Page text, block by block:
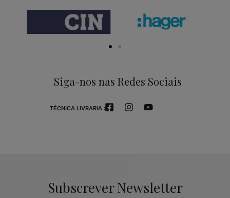
Siga-nos nas Redes Sociais
TÉCNICA LIVRARIA »
Subscrever Newsletter